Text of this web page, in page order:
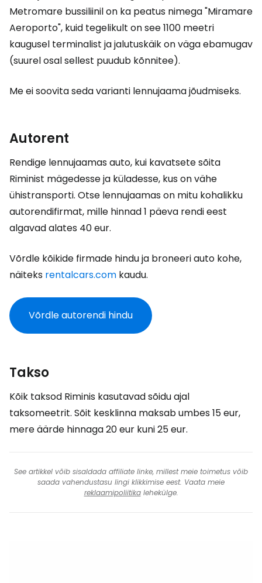
Metromare bussiliinil on ka peatus nimega "Miramare
Aeroporto", kuid tegelikult on see 1100 meetri
kaugusel terminalist ja jalutuskäik on väga ebamugav
(suurel osal sellest puudub kõnnitee).
Me ei soovita seda varianti lennujaama jõudmiseks.
Autorent
Rendige lennujaamas auto, kui kavatsete sõita
Riminist mägedesse ja küladesse, kus on vähe
ühistransporti. Otse lennujaamas on mitu kohalikku
autorendifirmat, mille hinnad 1 päeva rendi eest
algavad alates 40 eur.
Võrdle kõikide firmade hindu ja broneeri auto kohe,
näiteks rentalcars.com kaudu.
Võrdle autorendi hindu
Takso
Kõik taksod Riminis kasutavad sõidu ajal
taksomeetrit. Sõit kesklinna maksab umbes15 eur,
mere äärde hinnaga20 eur kuni25 eur.
See artikkel võib sisaldada affiliate linke, millest meie toimetus võib
saada vahendustasu lingi klikkimise eest. Vaata meie
reklaamipoliitikalehekülge.